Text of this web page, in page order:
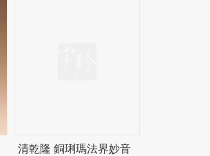
清乾隆 銅琍瑪法界妙音